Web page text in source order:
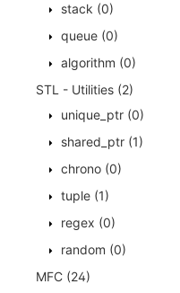
stack (0)
queue (0)
algorithm (0)
STL - Utilities (2)
unique_ptr (0)
shared_ptr (1)
chrono (0)
tuple (1)
regex (0)
random (0)
MFC (24)